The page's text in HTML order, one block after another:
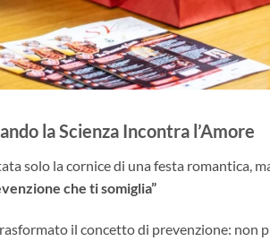
la Scienza Incontra l’Amore
solo la cornice di una festa romantica,
che ti somiglia”
il concetto di prevenzione: non